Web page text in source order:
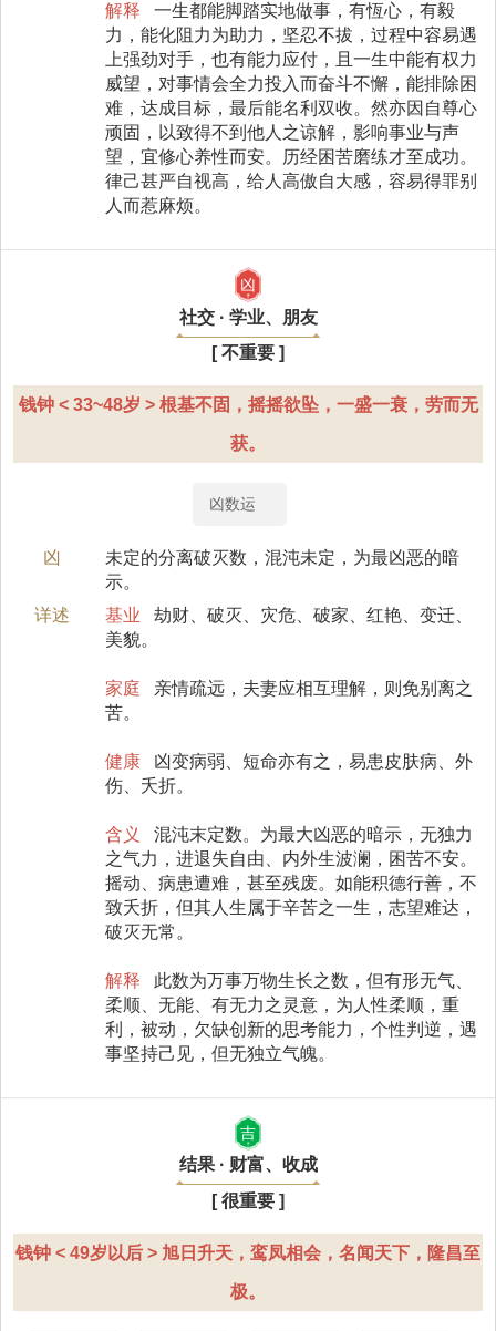
解释
一生都能脚踏实地做事，有恆心，有毅
力，能化阻力为助力，坚忍不拔，过程中容易遇
上强劲对手，也有能力应付，且一生中能有权力
威望，对事情会全力投入而奋斗不懈，能排除困
难，达成目标，最后能名利双收。然亦因自尊心
顽固，以致得不到他人之谅解，影响事业与声
望，宜修心养性而安。历经困苦磨练才至成功。
律己甚严自视高，给人高傲自大感，容易得罪别
人而惹麻烦。
凶
社交 · 学业、朋友
[ 不重要 ]
钱钟 < 33~48岁 > 根基不固，摇摇欲坠，一盛一衰，劳而无
获。
凶数运
凶
未定的分离破灭数，混沌未定，为最凶恶的暗
示。
详述
基业
劫财、破灭、灾危、破家、红艳、变迁、
美貌。
家庭
亲情疏远，夫妻应相互理解，则免别离之
苦。
健康
凶变病弱、短命亦有之，易患皮肤病、外
伤、夭折。
含义
混沌末定数。为最大凶恶的暗示，无独力
之气力，进退失自由、内外生波澜，困苦不安。
摇动、病患遭难，甚至残废。如能积德行善，不
致夭折，但其人生属于辛苦之一生，志望难达，
破灭无常。
解释
此数为万事万物生长之数，但有形无气、
柔顺、无能、有无力之灵意，为人性柔顺，重
利，被动，欠缺创新的思考能力，个性判逆，遇
事坚持己见，但无独立气魄。
吉
结果 · 财富、收成
[ 很重要 ]
钱钟 < 49岁以后 > 旭日升天，鸾凤相会，名闻天下，隆昌至
极。